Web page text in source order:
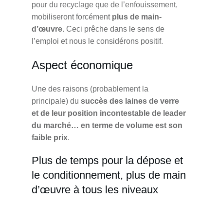
pour du recyclage que de l’enfouissement,
mobiliseront forcément plus de main-
d’œuvre. Ceci prêche dans le sens de
l’emploi et nous le considérons positif.
Aspect économique
Une des raisons (probablement la
principale) du succès des laines de verre
et de leur position incontestable de leader
du marché… en terme de volume est son
faible prix.
Plus de temps pour la dépose et
le conditionnement, plus de main
d’œuvre à tous les niveaux